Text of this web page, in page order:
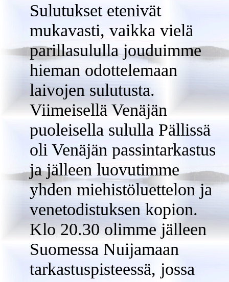
Sulutukset etenivät
mukavasti, vaikka vielä
parillasululla jouduimme
hieman odottelemaan
laivojen sulutusta.
Viimeisellä Venäjän
puoleisella sululla Pällissä
oli Venäjän passintarkastus
ja jälleen luovutimme
yhden miehistöluettelon ja
venetodistuksen kopion.
Klo 20.30 olimme jälleen
Suomessa Nuijamaan
tarkastuspisteessä, jossa